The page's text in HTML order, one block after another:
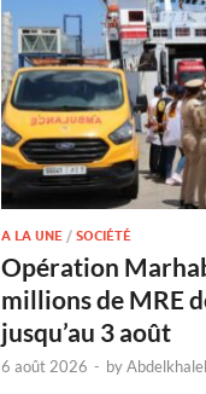
A LA UNE /SOCIÉTÉ
Opération
millions de MRE
jusqu’au 3 août
6 août 2026 - by